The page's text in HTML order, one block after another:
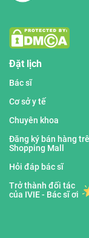
Đặt lịch
Bác sĩ
Cơ sở y tế
Chuyên khoa
Đăng ký bán hàng
Shopping Mall
Hỏi đáp bác sĩ
Trở thành đối tác
của IVIE - Bác sĩ ơi